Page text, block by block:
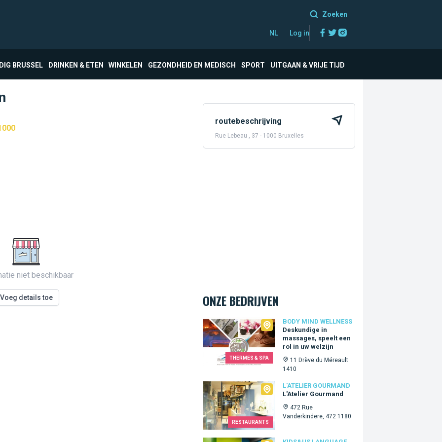
Zoeken
NL Log in Facebook
Twitter
BRUSSEL DRINKEN & ETEN WINKELEN GEZONDHEID EN MEDISCH SPORT UITGAAN & VRIJE TIJD
niet beschikbaar
Voeg details toe
routebeschrijving
Rue Lebeau , 37 - 1000 Bruxelles
ONZE BEDRIJVEN
THERMES & SPA
BODY MIND WELLNESS
Deskundige in
massages, speelt een
rol in uw welzijn
11 Drève du Méreault
1410
Body Mind Wellness
RESTAURANTS
L'ATELIER GOURMAND
L'Atelier Gourmand
472 Rue
Vanderkindere, 472 1180
L'Atelier Gourmand